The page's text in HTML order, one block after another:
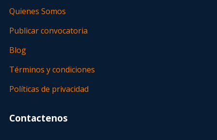
Quienes Somos
Publicar convocatoria
Blog
Términos y condiciones
Políticas de privacidad
Contactenos